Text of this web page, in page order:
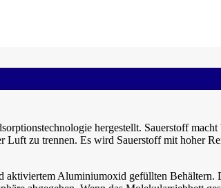
hergestellt. Sauerstoff
zu trennen. Es wird Sauerstoff mit hoher
aktiviertem Aluminiumoxid gefüllten